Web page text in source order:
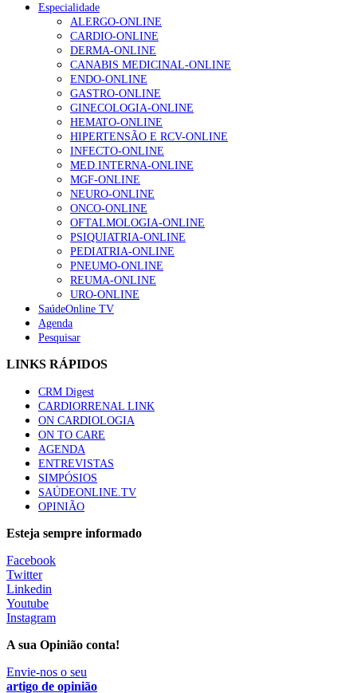
Especialidade
ALERGO-ONLINE
CARDIO-ONLINE
DERMA-ONLINE
CANABIS MEDICINAL-ONLINE
ENDO-ONLINE
GASTRO-ONLINE
GINECOLOGIA-ONLINE
HEMATO-ONLINE
HIPERTENSÃO E RCV-ONLINE
INFECTO-ONLINE
MED.INTERNA-ONLINE
MGF-ONLINE
NEURO-ONLINE
ONCO-ONLINE
OFTALMOLOGIA-ONLINE
PSIQUIATRIA-ONLINE
PEDIATRIA-ONLINE
PNEUMO-ONLINE
REUMA-ONLINE
URO-ONLINE
SaúdeOnline TV
Agenda
Pesquisar
LINKS RÁPIDOS
CRM Digest
CARDIORRENAL LINK
ON CARDIOLOGIA
ON TO CARE
AGENDA
ENTREVISTAS
SIMPÓSIOS
SAÚDEONLINE.TV
OPINIÃO
Esteja sempre informado
Facebook
Twitter
Linkedin
Youtube
Instagram
A sua Opinião conta!
Envie-nos o seu
artigo de opinião